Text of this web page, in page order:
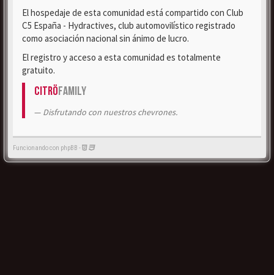
El hospedaje de esta comunidad está compartido con Club
C5 España - Hydractives, club automovilístico registrado
como asociación nacional sin ánimo de lucro.
El registro y acceso a esta comunidad es totalmente
gratuito.
CitröFamily
Disfrutando con nuestros chevrones.
Funcionando con phpBB -